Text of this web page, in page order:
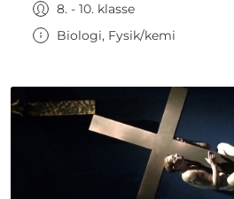
8. - 10. klasse
Biologi, Fysik/kemi